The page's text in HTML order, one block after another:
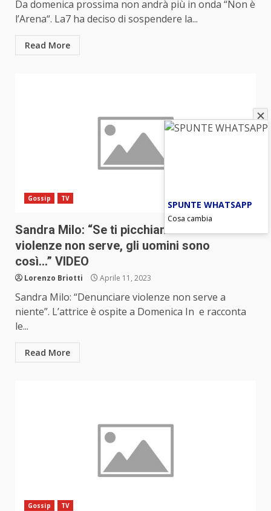
Da domenica prossima non andrà più in onda “Non è
l’Arena“. La7 ha deciso di sospendere la...
Read More
Gossip TV
Sandra Milo: “Se ti picchiano denunciare le
violenze non serve, gli uomini sono
così…” VIDEO
Lorenzo Briotti Aprile 11, 2023
Sandra Milo: “Denunciare violenze non serve a
niente”. L’attrice è ospite a Domenica In e racconta
le...
Read More
Gossip TV
SPUNTE WHATSAPP
Cosa cambia